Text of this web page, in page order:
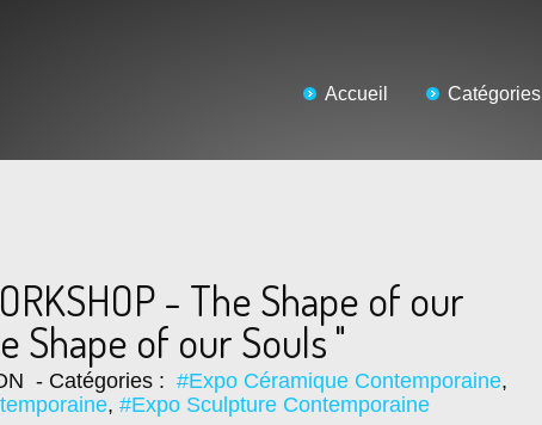
Accueil Catégories
- The Shape of our
Shape of our Souls "
- Catégories : #Expo Céramique Contemporaine,
, #Expo Sculpture Contemporaine